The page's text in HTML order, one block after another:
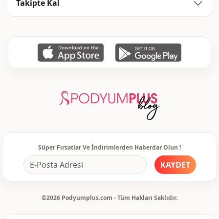
Kol detay
Kemerli
Detay Kemerli
Takipte Kal
Süper Fırsatlar Ve İndirimlerden Haberdar Olun !
KAYDET
©2026 Podyumplus.com - Tüm Hakları Saklıdır.